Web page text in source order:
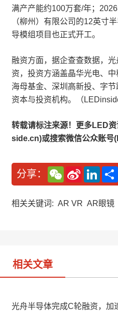
满产产能约100万套/年；
（柳州）有限公司的12英寸
导模组项目也正式开工。
融资方面，据企查查数据，
资，投资方涵盖晶华光电、
海母基金、深圳高新投、字
资本与投资机构。（
转载请标注来源！更多LED
side.cn)或搜索微信公众账号
分享：
W
e
C
a
S
n
W
L
n
e
相关关键词: AR VR AR眼镜
相关文章
光舟半导体完成C轮融资，加